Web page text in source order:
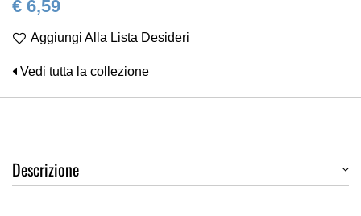
€ 6,59
Aggiungi Alla Lista Desideri
Vedi tutta la collezione
Descrizione